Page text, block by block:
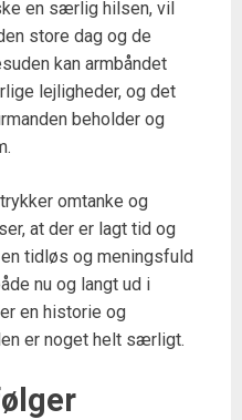
en særlig hilsen, vil
store dag og de
kan armbåndet
lejligheder, og det
beholder og
omtanke og
at der er lagt tid og
tidløs og meningsfuld
nu og langt ud i
en historie og
er noget helt særligt.